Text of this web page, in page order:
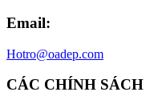
Email:
Hotro@oadep.com
CÁC CHÍNH SÁCH